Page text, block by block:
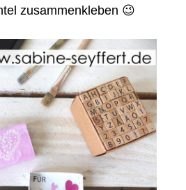
zusammenkleben 😉